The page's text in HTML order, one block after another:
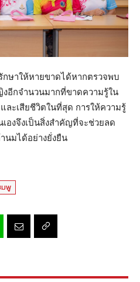
กษาให้หายขาดได้หากตรวจพบ
อีกจำนวนมากที่ขาดความรู้ใน
ละเสียชีวิตในที่สุด การให้ความรู้
องจึงเป็นสิ่งสำคัญที่จะช่วยลด
านมได้อย่างยั่งยืน
มพู